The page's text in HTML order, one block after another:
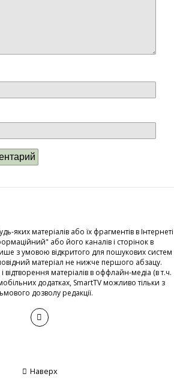
яких матеріалів або їх фрагментів в Інтернеті
або його каналів і сторінок в
з умовою відкритого для пошукових систем
матеріал не нижче першого абзацу.
матеріалів в оффлайн-медіа (в т.ч.
додатках, SmartTV можливо тільки з
дозволу редакції.
Наверх